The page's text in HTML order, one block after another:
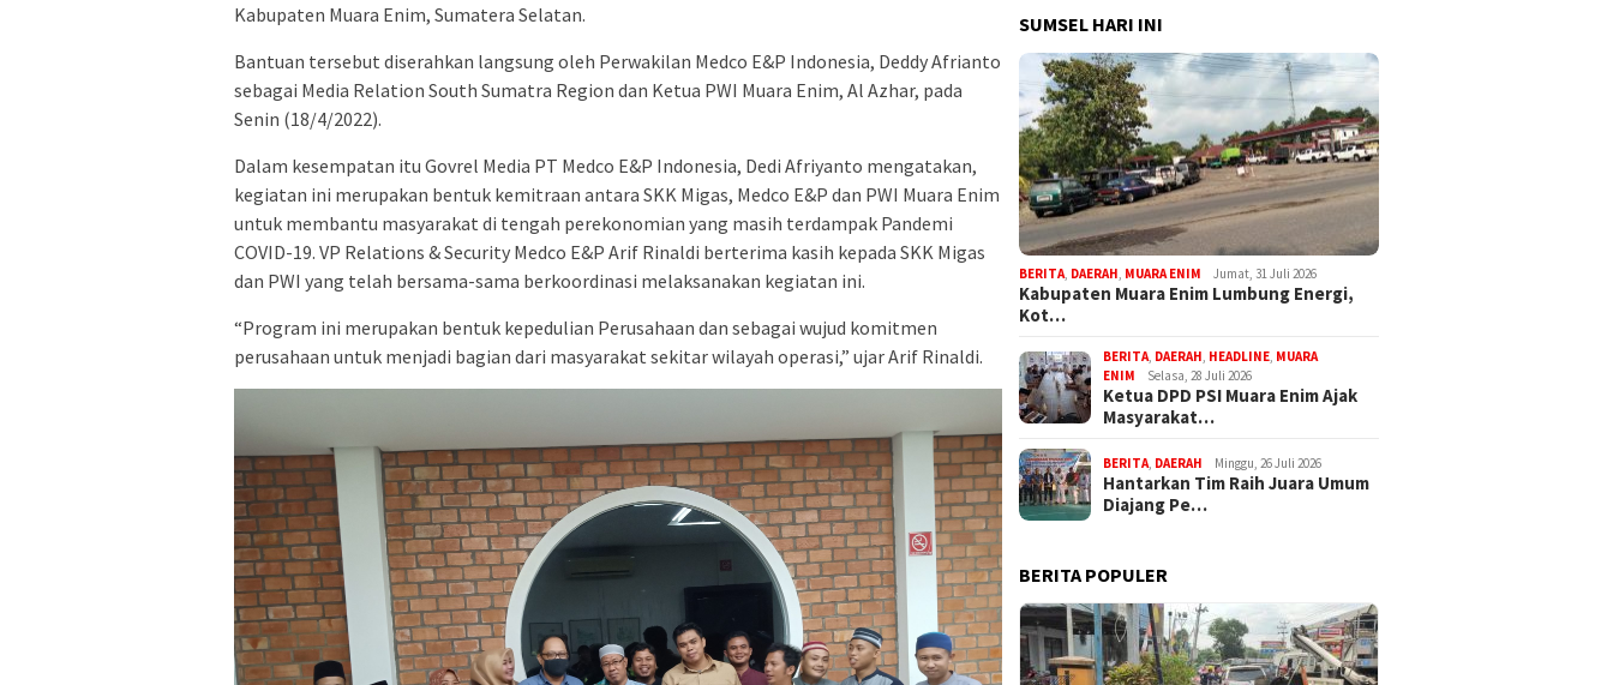
Kabupaten Muara Enim, Sumatera Selatan.
Bantuan tersebut diserahkan langsung oleh Perwakilan Medco E&P Indonesia, Deddy Afrianto
sebagai Media Relation South Sumatra Region dan Ketua PWI Muara Enim, Al Azhar, pada
Senin (18/4/2022).
Dalam kesempatan itu Govrel Media PT Medco E&P Indonesia, Dedi Afriyanto mengatakan,
kegiatan ini merupakan bentuk kemitraan antara SKK Migas, Medco E&P dan PWI Muara Enim
untuk membantu masyarakat di tengah perekonomian yang masih terdampak Pandemi
COVID-19. VP Relations & Security Medco E&P Arif Rinaldi berterima kasih kepada SKK Migas
dan PWI yang telah bersama-sama berkoordinasi melaksanakan kegiatan ini.
“Program ini merupakan bentuk kepedulian Perusahaan dan sebagai wujud komitmen
perusahaan untuk menjadi bagian dari masyarakat sekitar wilayah operasi,” ujar Arif Rinaldi.
SUMSEL HARI INI
BERITA, DAERAH, MUARA ENIM Jumat, 31 Juli 2026
Kabupaten Muara Enim Lumbung Energi,
Kot…
BERITA, DAERAH, HEADLINE, MUARA
ENIM
Selasa, 28 Juli 2026
Ketua DPD PSI Muara Enim Ajak
Masyarakat…
BERITA, DAERAH Minggu, 26 Juli 2026
Hantarkan Tim Raih Juara Umum
Diajang Pe…
BERITA POPULER